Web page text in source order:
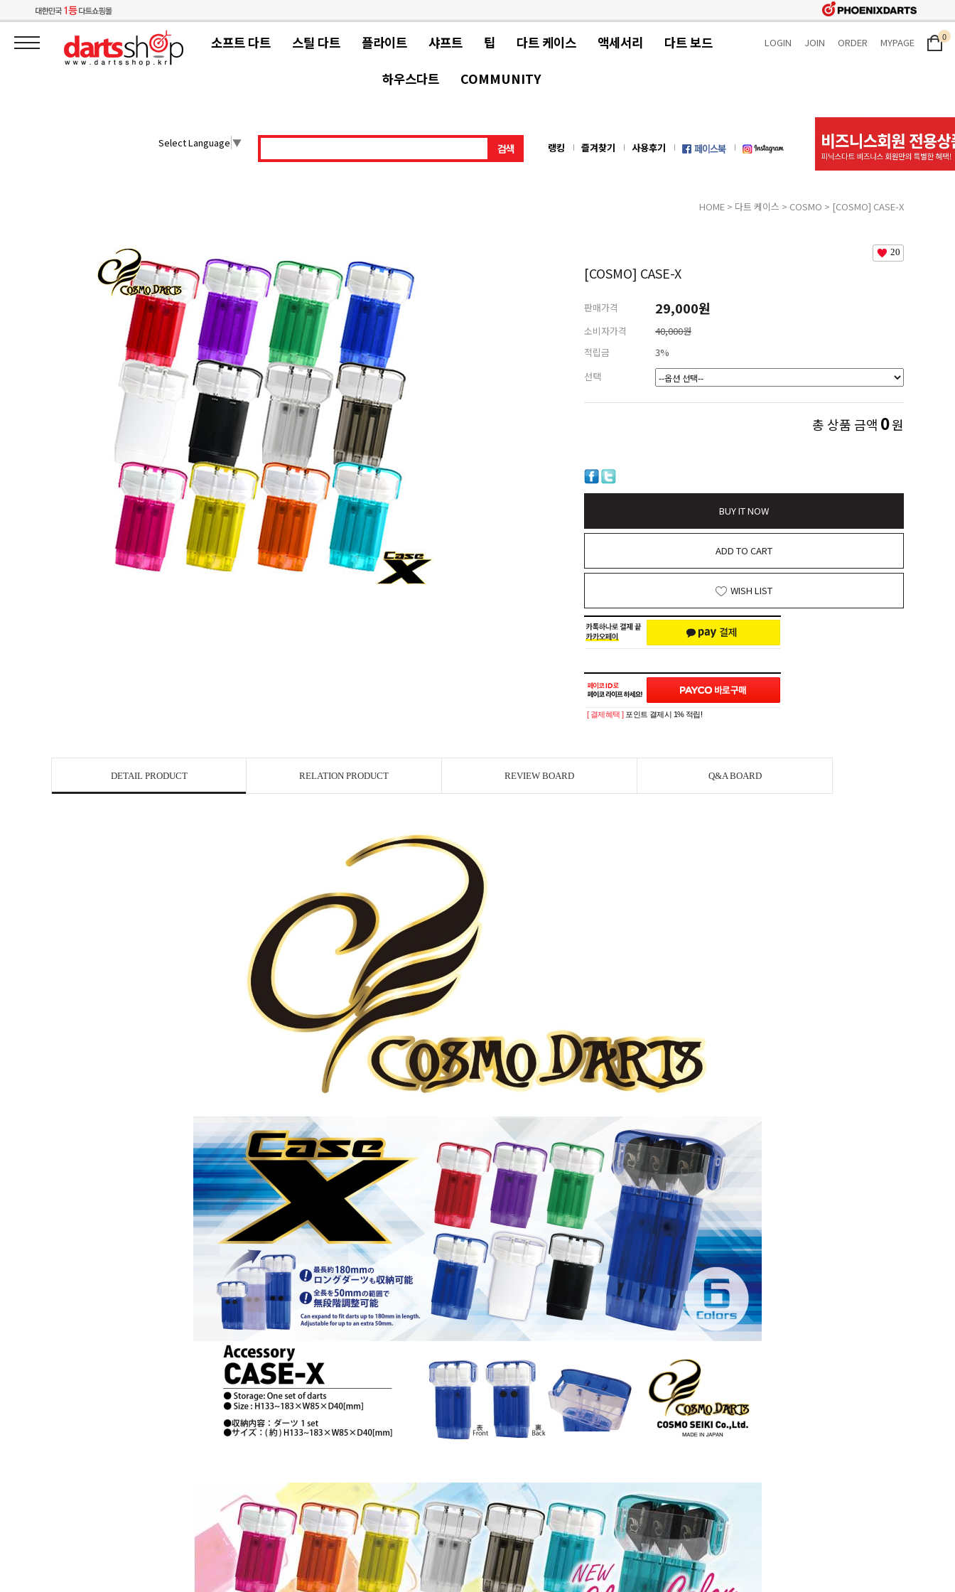
소프트 다트 스틸 다트 플라이트 샤프트 팁 다트 케이스 액세서리 다트 보드
하우스다트 COMMUNITY
LOGIN JOIN ORDER MYPAGE 0
Select Language ▼ 랭킹 즐겨찾기 사용후기
HOME > 다트 케이스 > COSMO > [COSMO] CASE-X
20
[COSMO] CASE-X
판매가격 29,000원
소비자가격
40,000원
적립금
3%
선택
총 상품 금액 0원
BUY IT NOW
ADD TO CART
WISH LIST
페이코 ID로 페
PAYCO 바로구매
[ 결제혜택 ] 포인트 결제시 1% 적립!
DETAIL PRODUCT RELATION PRODUCT REVIEW BOARD Q&A BOARD